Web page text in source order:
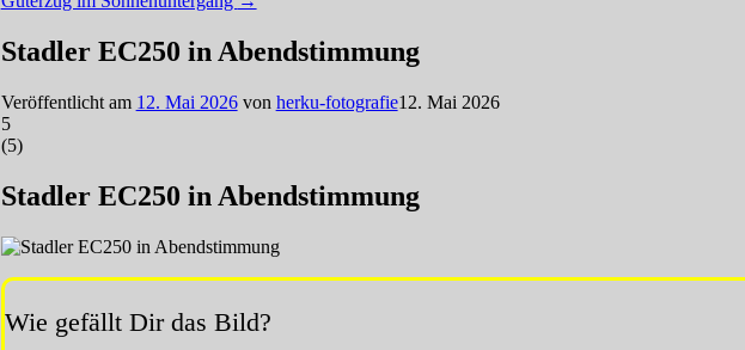
Stadler EC250 in Abendstimmung
Veröffentlicht am 12. Mai 2026 von herku-fotografie12. Mai 2026
5
(5)
Stadler EC250 in Abendstimmung
Wie gefällt Dir das Bild?